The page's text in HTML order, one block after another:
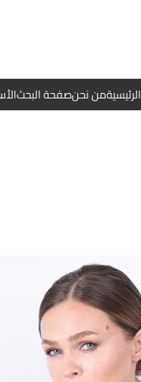
الرئيسيةمن نحنصفحة البحث